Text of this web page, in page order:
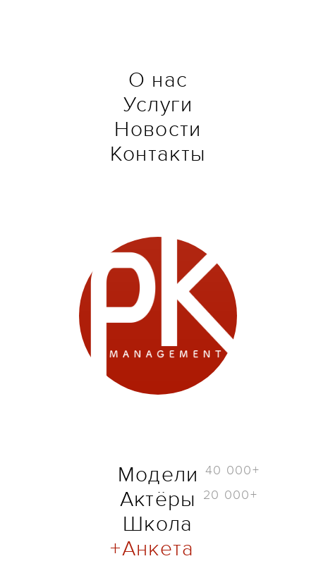
О нас
Услуги
Новости
Контакты
Модели 40 000+
Актёры 20 000+
Школа
Анкета